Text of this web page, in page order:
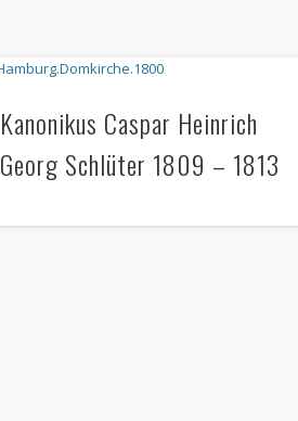
Kanonikus Caspar Heinrich
Georg Schlüter 1809 – 1813